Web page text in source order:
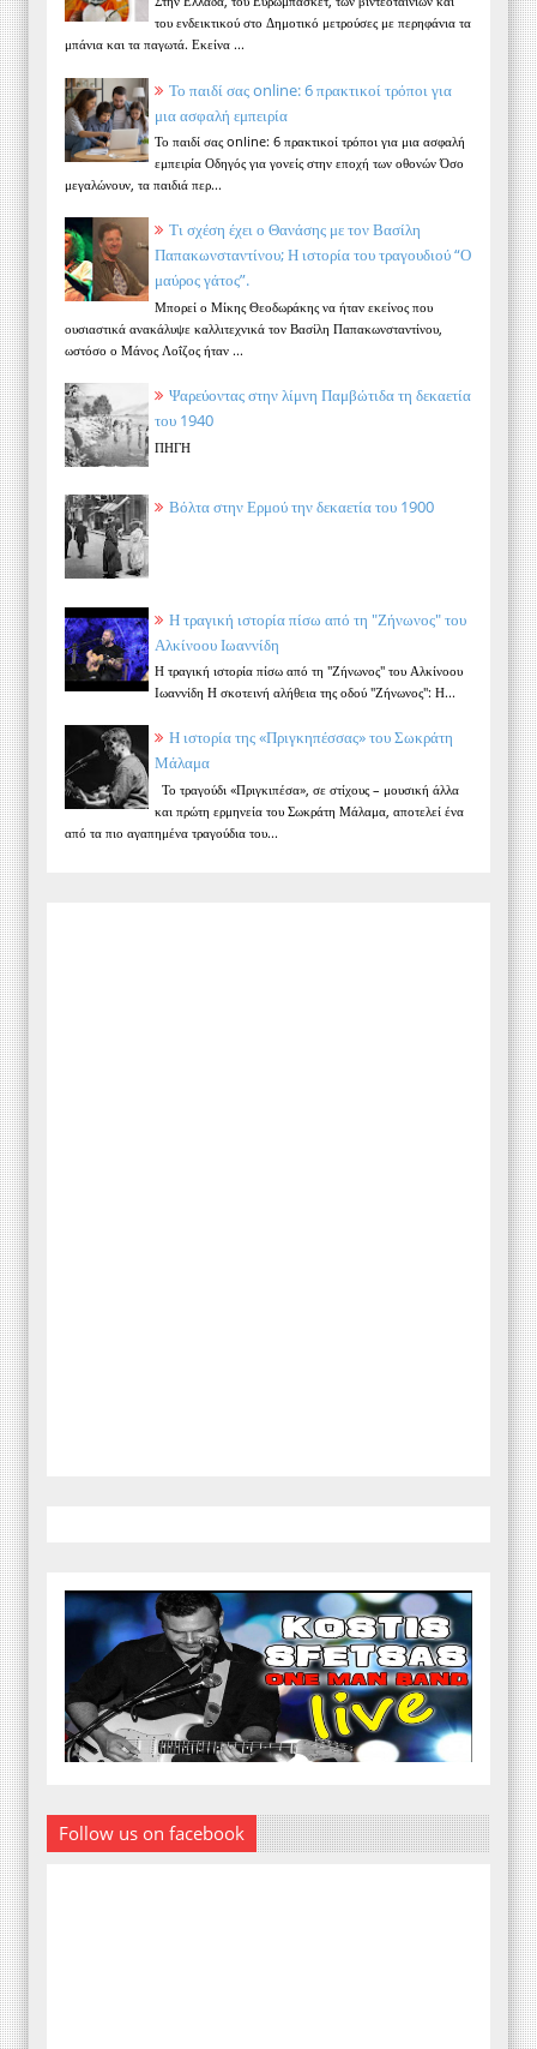
του ενδεικτικού στο Δημοτικό μετρούσες με περηφάνια τα
μπάνια και τα παγωτά. Εκείνα ...
Το παιδί σας online: 6 πρακτικοί τρόποι για
μια ασφαλή εμπειρία
Το παιδί σας online: 6 πρακτικοί τρόποι για μια ασφαλή
εμπειρία Οδηγός για γονείς στην εποχή των οθονών Όσο
μεγαλώνουν, τα παιδιά περ...
Τι σχέση έχει ο Θανάσης με τον Βασίλη
Παπακωνσταντίνου; Η ιστορία του τραγουδιού “Ο
μαύρος γάτος”.
Μπορεί ο Μίκης Θεοδωράκης να ήταν εκείνος που
ουσιαστικά ανακάλυψε καλλιτεχνικά τον Βασίλη Παπακωνσταντίνου,
ωστόσο ο Μάνος Λοΐζος ήταν ...
Ψαρεύοντας στην λίμνη Παμβώτιδα τη δεκαετία
του 1940
ΠΗΓΗ
Βόλτα στην Ερμού την δεκαετία του 1900
Η τραγική ιστορία πίσω από τη "Ζήνωνος" του
Αλκίνοου Ιωαννίδη
Η τραγική ιστορία πίσω από τη "Ζήνωνος" του Αλκίνοου
Ιωαννίδη Η σκοτεινή αλήθεια της οδού "Ζήνωνος": Η...
Η ιστορία της «Πριγκηπέσσας» του Σωκράτη
Μάλαμα
Το τραγούδι «Πριγκιπέσα», σε στίχους – μουσική άλλα
και πρώτη ερμηνεία του Σωκράτη Μάλαμα, αποτελεί ένα
από τα πιο αγαπημένα τραγούδια του...
Follow us on facebook